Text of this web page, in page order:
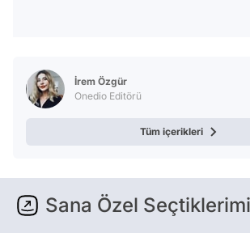
İrem Özgür
Onedio Editörü
Tüm içerikleri
Sana Özel